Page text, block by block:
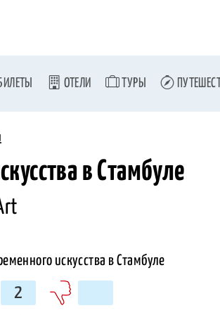
ОТЕЛИ ТУРЫ
в Стамбуле
2